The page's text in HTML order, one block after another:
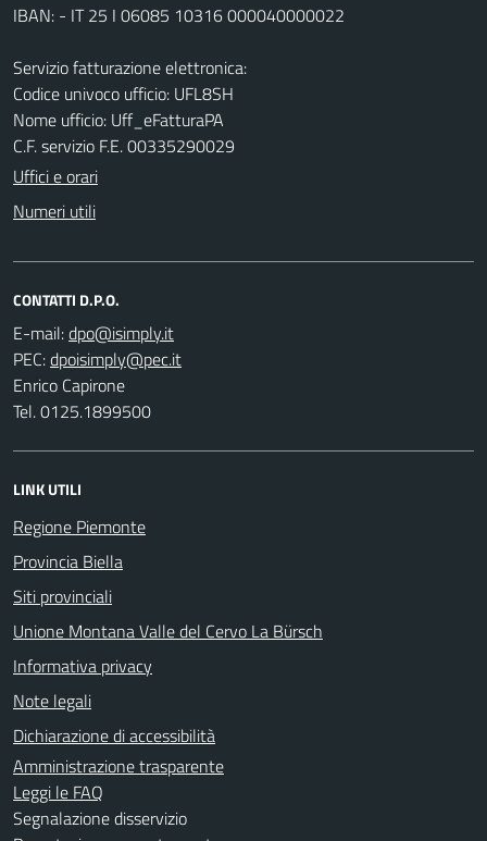
IBAN: - IT 25 I 06085 10316 000040000022
Servizio fatturazione elettronica:
Codice univoco ufficio: UFL8SH
Nome ufficio: Uff_eFatturaPA
C.F. servizio F.E. 00335290029
Uffici e orari
Numeri utili
CONTATTI D.P.O.
E-mail:
PEC:
Enrico Capirone
Tel. 0125.1899500
LINK UTILI
Regione Piemonte
Provincia Biella
Siti provinciali
Unione Montana Valle del Cervo La Bürsch
Informativa privacy
Note legali
Dichiarazione di accessibilità
Amministrazione trasparente
Leggi le FAQ
Segnalazione disservizio